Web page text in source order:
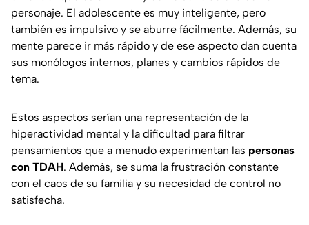
personaje. El adolescente es muy inteligente, pero
también es impulsivo y se aburre fácilmente. Además, su
mente parece ir más rápido y de ese aspecto dan cuenta
sus monólogos internos, planes y cambios rápidos de
tema.
Estos aspectos serían una representación de la
hiperactividad mental y la dificultad para filtrar
pensamientos que a menudo experimentan las personas
con TDAH. Además, se suma la frustración constante
con el caos de su familia y su necesidad de control no
satisfecha.